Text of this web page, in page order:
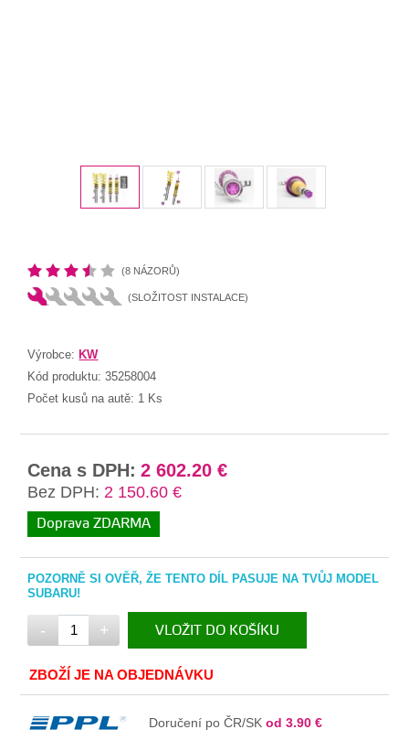
(8 NÁZORŮ)
(SLOŽITOST INSTALACE)
Výrobce: KW
Kód produktu:35258004
Počet kusů na autě: 1 Ks
Cena s DPH: 2 602.20 €
Bez DPH: 2 150.60 €
Doprava ZDARMA
POZORNĚ SI OVĚŘ, ŽE TENTO DÍL PASUJE NA TVŮJ MODEL
SUBARU!
- + VLOŽIT DO KOŠÍKU
V KOŠÍKU
ZBOŽÍ JE NA OBJEDNÁVKU
Doručení po ČR/SKod 3.90 €